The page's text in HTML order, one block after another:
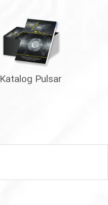
Katalog Pulsar